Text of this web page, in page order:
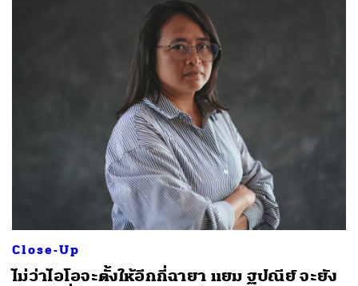
Close-Up
ไม่ว่าไอโอจะตั้งให้อีกกี่ฉายา แยม ฐปณีย์ จะยัง